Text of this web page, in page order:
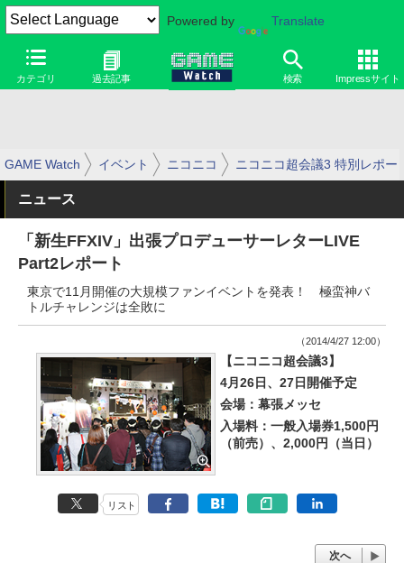
Powered by Translate
カテゴリ 過去記事 検索 Impressサイト
GAME Watch イベント ニコニコ ニコニコ超会議3 特別レポー
ニュース
「新生FFXIV」出張プロデューサーレターLIVE
Part2レポート
東京で11月開催の大規模ファンイベントを発表！ 極蛮神バ
トルチャレンジは全敗に
（2014/4/27 12:00）
【ニコニコ超会議3】
4月26日、27日開催予定
会場：幕張メッセ
入場料：一般入場券1,500円
（前売）、2,000円（当日）
リスト
次へ